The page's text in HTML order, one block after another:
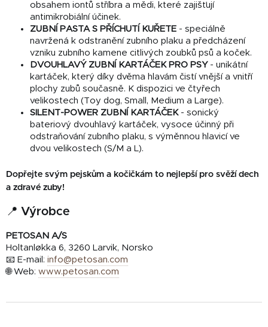
obsahem iontů stříbra a mědi, které zajišťují
antimikrobiální účinek.
ZUBNÍ PASTA S PŘÍCHUTÍ KUŘETE - speciálně
navržená k odstranění zubního plaku a předcházení
vzniku zubního kamene citlivých zoubků psů a koček.
DVOUHLAVÝ ZUBNÍ KARTÁČEK PRO PSY - unikátní
kartáček, který díky dvěma hlavám čistí vnější a vnitří
plochy zubů současně. K dispozici ve čtyřech
velikostech (Toy dog, Small, Medium a Large).
SILENT-POWER ZUBNÍ KARTÁČEK - sonický
bateriový dvouhlavý kartáček, vysoce účinný při
odstraňování zubního plaku, s výměnnou hlavicí ve
dvou velikostech (S/M a L).
Dopřejte svým pejskům a kočičkám to nejlepší pro svěží dech
a zdravé zuby!
📍 Výrobce
PETOSAN A/S
Holtanløkka 6, 3260 Larvik, Norsko
📧 E-mail: info@petosan.com
🌐 Web: www.petosan.com